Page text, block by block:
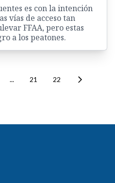
es con la intención
vías de acceso tan
FFAA, pero estas
a los peatones.
... 21 22